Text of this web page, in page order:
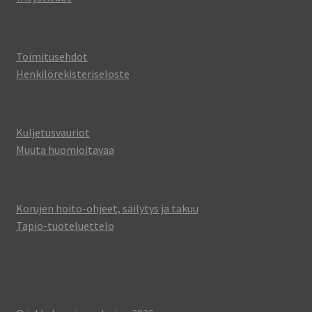
Toimitusehdot
Henkilörekisteriseloste
Kuljetusvauriot
Muuta huomioitavaa
Korujen hoito-ohjeet, säilytys ja takuu
Tapio-tuoteluettelo